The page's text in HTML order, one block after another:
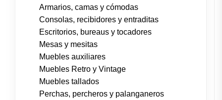
Armarios, camas y cómodas
Consolas, recibidores y entraditas
Escritorios, bureaus y tocadores
Mesas y mesitas
Muebles auxiliares
Muebles Retro y Vintage
Muebles tallados
Perchas, percheros y palanganeros